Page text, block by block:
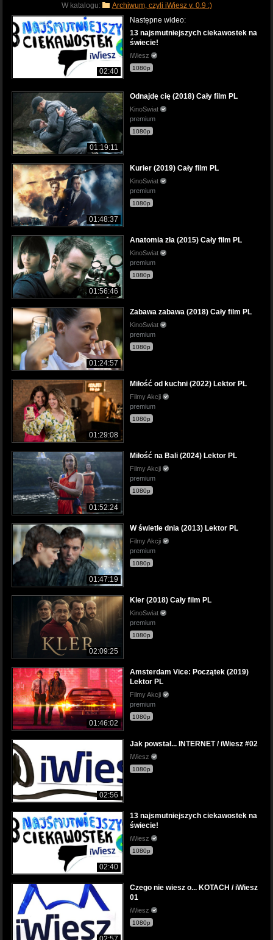
W katalogu: Archiwum, czyli iWiesz v. 0.9 :)
02:40
Następne wideo:
13 najsmutniejszych ciekawostek na
świecie!
iWiesz
1080p
01:19:11
Odnajdę cię (2018) Cały film PL
KinoSwiat
premium
1080p
01:48:37
Kurier (2019) Cały film PL
KinoSwiat
premium
1080p
01:56:46
Anatomia zła (2015) Cały film PL
KinoSwiat
premium
1080p
01:24:57
Zabawa zabawa (2018) Cały film PL
KinoSwiat
premium
1080p
01:29:08
Miłość od kuchni (2022) Lektor PL
Filmy Akcji
premium
1080p
01:52:24
Miłość na Bali (2024) Lektor PL
Filmy Akcji
premium
1080p
01:47:19
W świetle dnia (2013) Lektor PL
Filmy Akcji
premium
1080p
02:09:25
Kler (2018) Cały film PL
KinoSwiat
premium
1080p
01:46:02
Amsterdam Vice: Początek (2019)
Lektor PL
Filmy Akcji
premium
1080p
02:56
Jak powstał... INTERNET / iWiesz #02
iWiesz
1080p
02:40
13 najsmutniejszych ciekawostek na
świecie!
iWiesz
1080p
Czego nie wiesz o... KOTACH / iWiesz
01
iWiesz
1080p